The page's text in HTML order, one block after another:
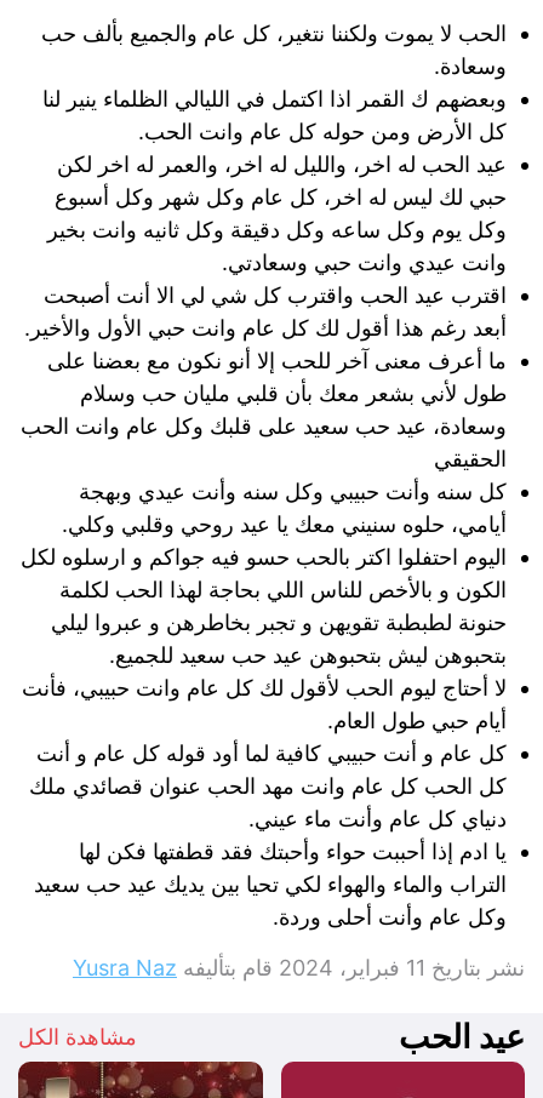
الحب لا يموت ولكننا نتغير، كل عام والجميع بألف حب
وسعادة.
وبعضهم ك القمر اذا اكتمل في الليالي الظلماء ينير لنا
كل الأرض ومن حوله كل عام وانت الحب.
عيد الحب له اخر، والليل له اخر، والعمر له اخر لكن
حبي لك ليس له اخر، كل عام وكل شهر وكل أسبوع
وكل يوم وكل ساعه وكل دقيقة وكل ثانيه وانت بخير
وانت عيدي وانت حبي وسعادتي.
اقترب عيد الحب واقترب كل شي لي الا أنت أصبحت
أبعد رغم هذا أقول لك كل عام وانت حبي الأول والأخير.
ما أعرف معنى آخر للحب إلا أنو نكون مع بعضنا على
طول لأني بشعر معك بأن قلبي مليان حب وسلام
وسعادة، عيد حب سعيد على قلبك وكل عام وانت الحب
الحقيقي
كل سنه وأنت حبيبي وكل سنه وأنت عيدي وبهجة
أيامي، حلوه سنيني معك يا عيد روحي وقلبي وكلي.
اليوم احتفلوا اكتر بالحب حسو فيه جواكم و ارسلوه لكل
الكون و بالأخص للناس اللي بحاجة لهذا الحب لكلمة
حنونة لطبطبة تقويهن و تجبر بخاطرهن و عبروا ليلي
بتحبوهن ليش بتحبوهن عيد حب سعيد للجميع.
لا أحتاج ليوم الحب لأقول لك كل عام وانت حبيبي، فأنت
أيام حبي طول العام.
كل عام و أنت حبيبي كافية لما أود قوله كل عام و أنت
كل الحب كل عام وانت مهد الحب عنوان قصائدي ملك
دنياي كل عام وأنت ماء عيني.
يا ادم إذا أحببت حواء وأحبتك فقد قطفتها فكن لها
التراب والماء والهواء لكي تحيا بين يديك عيد حب سعيد
وكل عام وأنت أحلى وردة.
نشر بتاريخ 11 فبراير، 2024 قام بتأليفه Yusra Naz
عيد الحب مشاهدة الكل